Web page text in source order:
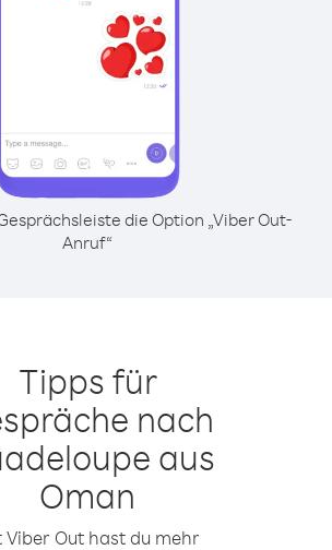
die Option „Viber Out-
Anruf“
Tipps für
nach
aus
Oman
Viber Out hast du mehr